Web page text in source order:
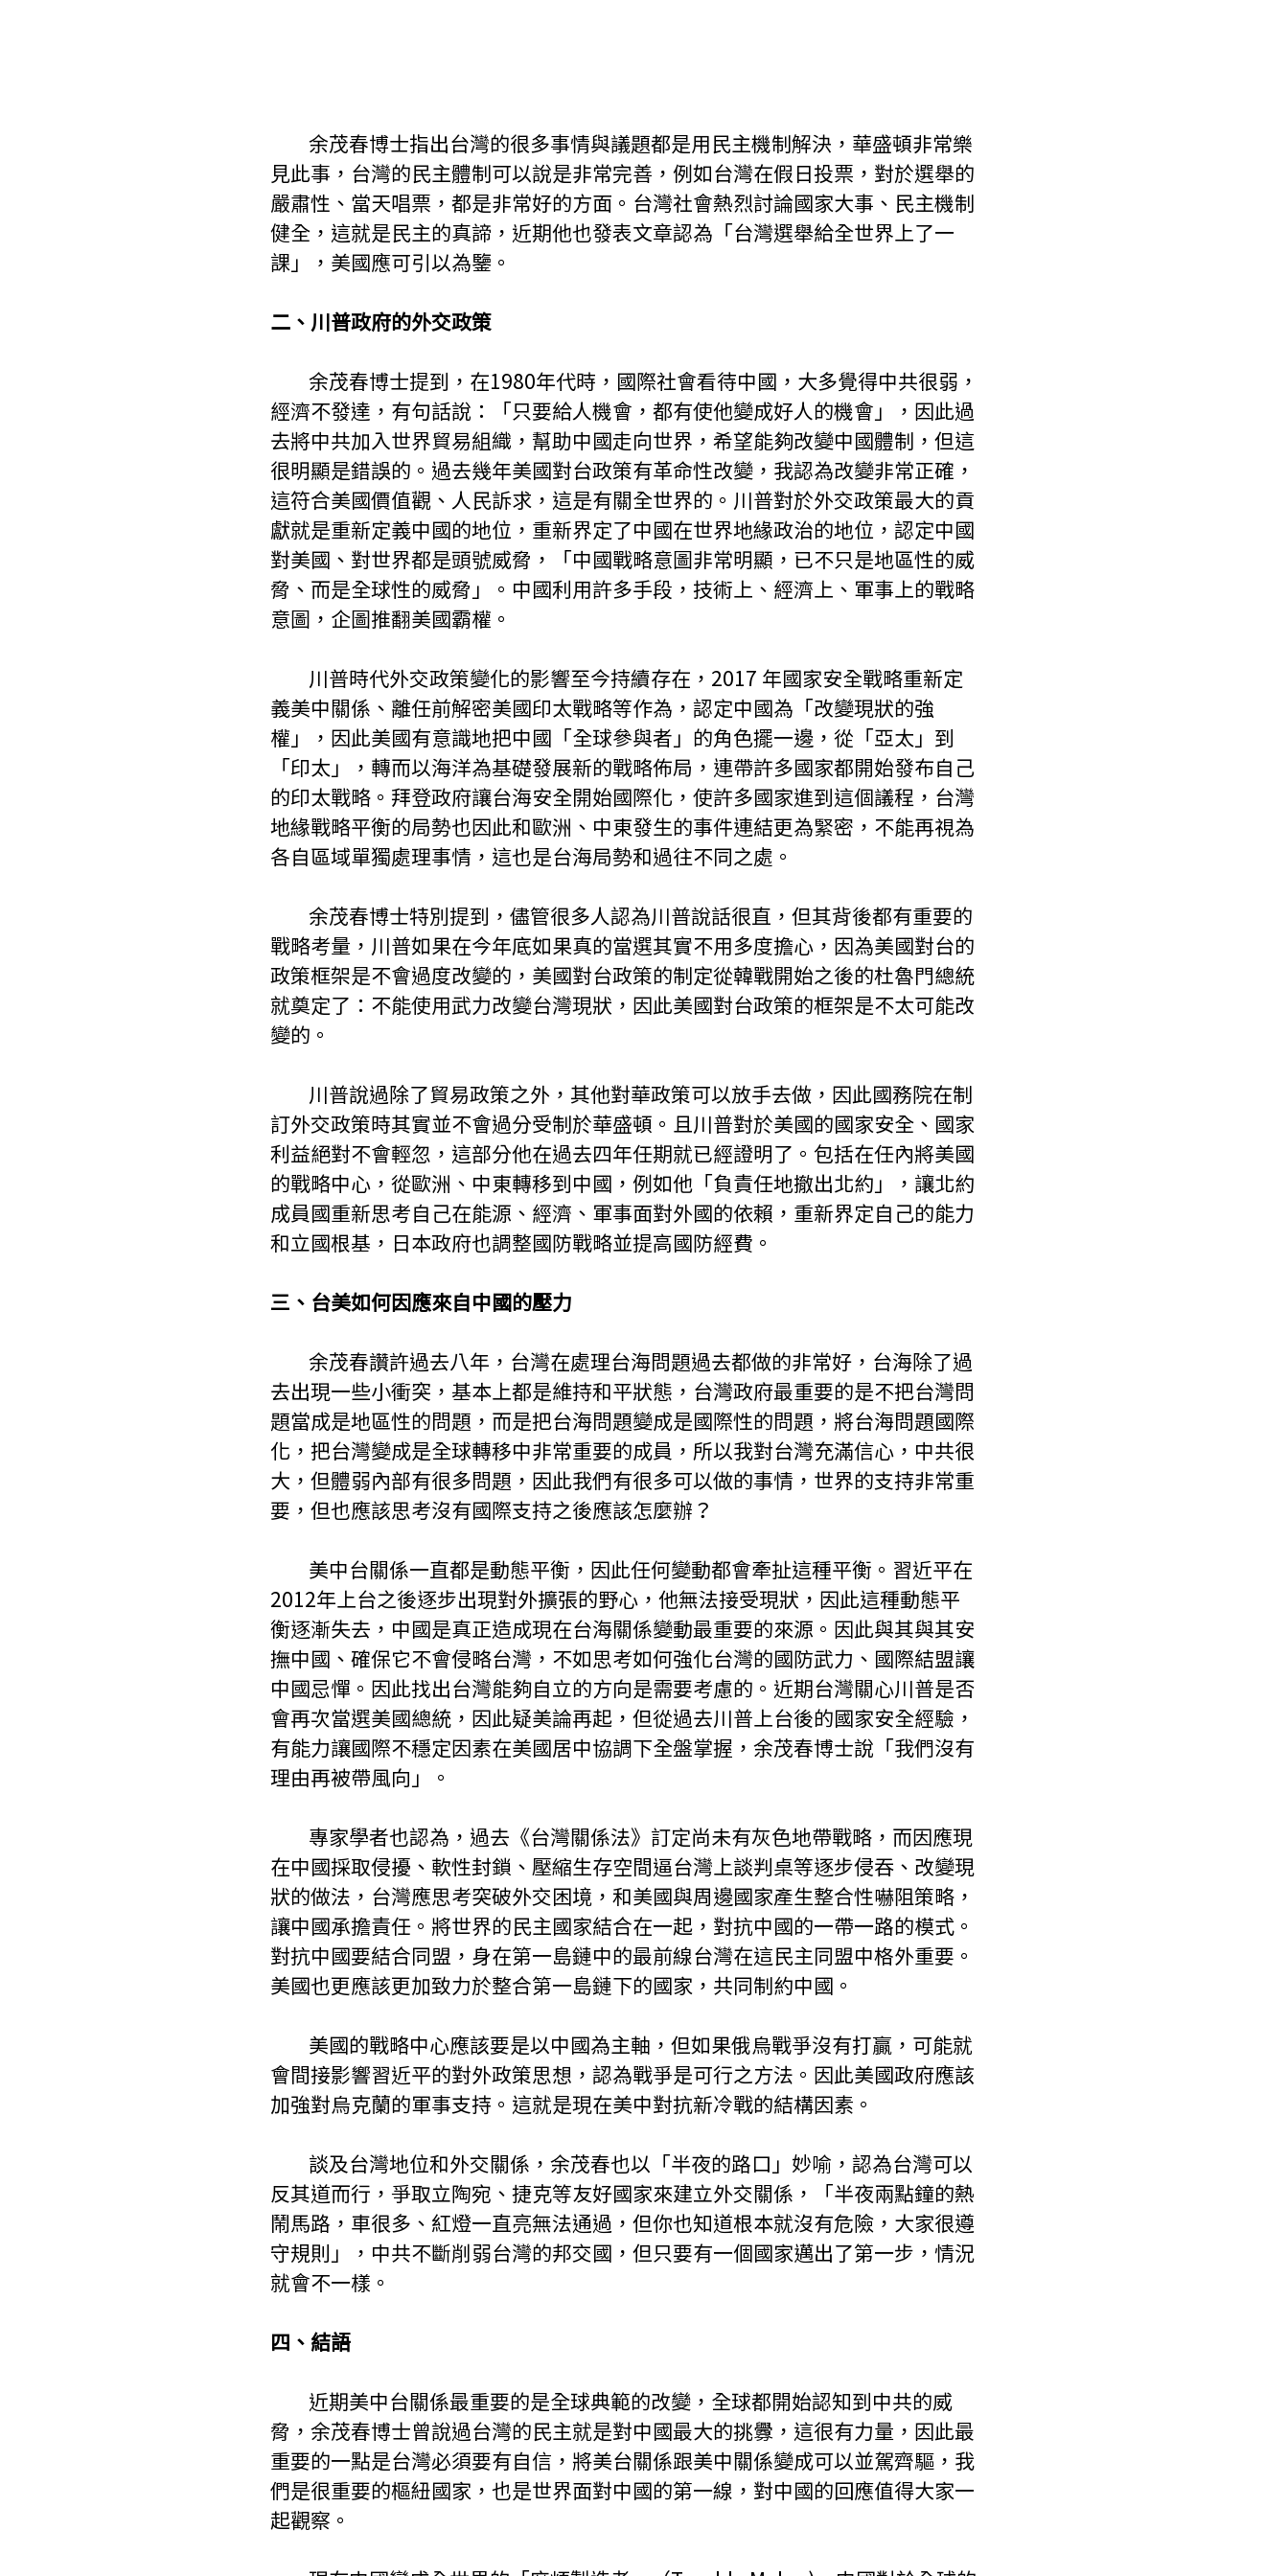
見此事，台灣的民主體制可以說是非常完善，例如台灣在假日投票，對於選舉的
嚴肅性、當天唱票，都是非常好的方面。台灣社會熱烈討論國家大事、民主機制
健全，這就是民主的真諦，近期他也發表文章認為「台灣選舉給全世界上了一
課」，美國應可引以為鑒。
二、川普政府的外交政策
經濟不發達，有句話說：「只要給人機會，都有使他變成好人的機會」，因此過
去將中共加入世界貿易組織，幫助中國走向世界，希望能夠改變中國體制，但這
很明顯是錯誤的。過去幾年美國對台政策有革命性改變，我認為改變非常正確，
這符合美國價值觀、人民訴求，這是有關全世界的。川普對於外交政策最大的貢
獻就是重新定義中國的地位，重新界定了中國在世界地緣政治的地位，認定中國
對美國、對世界都是頭號威脅，「中國戰略意圖非常明顯，已不只是地區性的威
脅、而是全球性的威脅」。中國利用許多手段，技術上、經濟上、軍事上的戰略
意圖，企圖推翻美國霸權。
義美中關係、離任前解密美國印太戰略等作為，認定中國為「改變現狀的強
權」，因此美國有意識地把中國「全球參與者」的角色擺一邊，從「亞太」到
「印太」，轉而以海洋為基礎發展新的戰略佈局，連帶許多國家都開始發布自己
的印太戰略。拜登政府讓台海安全開始國際化，使許多國家進到這個議程，台灣
地緣戰略平衡的局勢也因此和歐洲、中東發生的事件連結更為緊密，不能再視為
各自區域單獨處理事情，這也是台海局勢和過往不同之處。
戰略考量，川普如果在今年底如果真的當選其實不用多度擔心，因為美國對台的
政策框架是不會過度改變的，美國對台政策的制定從韓戰開始之後的杜魯門總統
就奠定了：不能使用武力改變台灣現狀，因此美國對台政策的框架是不太可能改
變的。
訂外交政策時其實並不會過分受制於華盛頓。且川普對於美國的國家安全、國家
利益絕對不會輕忽，這部分他在過去四年任期就已經證明了。包括在任內將美國
的戰略中心，從歐洲、中東轉移到中國，例如他「負責任地撤出北約」，讓北約
成員國重新思考自己在能源、經濟、軍事面對外國的依賴，重新界定自己的能力
和立國根基，日本政府也調整國防戰略並提高國防經費。
三、台美如何因應來自中國的壓力
去出現一些小衝突，基本上都是維持和平狀態，台灣政府最重要的是不把台灣問
題當成是地區性的問題，而是把台海問題變成是國際性的問題，將台海問題國際
化，把台灣變成是全球轉移中非常重要的成員，所以我對台灣充滿信心，中共很
大，但體弱內部有很多問題，因此我們有很多可以做的事情，世界的支持非常重
要，但也應該思考沒有國際支持之後應該怎麼辦？
2012年上台之後逐步出現對外擴張的野心，他無法接受現狀，因此這種動態平
衡逐漸失去，中國是真正造成現在台海關係變動最重要的來源。因此與其與其安
撫中國、確保它不會侵略台灣，不如思考如何強化台灣的國防武力、國際結盟讓
中國忌憚。因此找出台灣能夠自立的方向是需要考慮的。近期台灣關心川普是否
會再次當選美國總統，因此疑美論再起，但從過去川普上台後的國家安全經驗，
有能力讓國際不穩定因素在美國居中協調下全盤掌握，余茂春博士說「我們沒有
理由再被帶風向」。
在中國採取侵擾、軟性封鎖、壓縮生存空間逼台灣上談判桌等逐步侵吞、改變現
狀的做法，台灣應思考突破外交困境，和美國與周邊國家產生整合性嚇阻策略，
讓中國承擔責任。將世界的民主國家結合在一起，對抗中國的一帶一路的模式。
對抗中國要結合同盟，身在第一島鏈中的最前線台灣在這民主同盟中格外重要。
美國也更應該更加致力於整合第一島鏈下的國家，共同制約中國。
會間接影響習近平的對外政策思想，認為戰爭是可行之方法。因此美國政府應該
加強對烏克蘭的軍事支持。這就是現在美中對抗新冷戰的結構因素。
反其道而行，爭取立陶宛、捷克等友好國家來建立外交關係，「半夜兩點鐘的熱
鬧馬路，車很多、紅燈一直亮無法通過，但你也知道根本就沒有危險，大家很遵
守規則」，中共不斷削弱台灣的邦交國，但只要有一個國家邁出了第一步，情況
就會不一樣。
四、結語
脅，余茂春博士曾說過台灣的民主就是對中國最大的挑釁，這很有力量，因此最
重要的一點是台灣必須要有自信，將美台關係跟美中關係變成可以並駕齊驅，我
們是很重要的樞紐國家，也是世界面對中國的第一線，對中國的回應值得大家一
起觀察。